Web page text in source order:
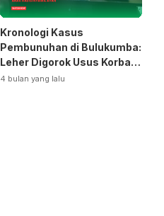
Kronologi Kasus
Pembunuhan di Bulukumba:
Leher Digorok Usus Korban
Dikeluarkan
4 bulan yang lalu